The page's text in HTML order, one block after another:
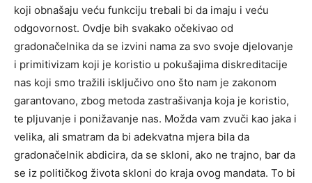
koji obnašaju veću funkciju trebali bi da imaju i veću
odgovornost. Ovdje bih svakako očekivao od
gradonačelnika da se izvini nama za svo svoje djelovanje
i primitivizam koji je koristio u pokušajima diskreditacije
nas koji smo tražili isključivo ono što nam je zakonom
garantovano, zbog metoda zastrašivanja koja je koristio,
te pljuvanje i ponižavanje nas. Možda vam zvuči kao jaka i
velika, ali smatram da bi adekvatna mjera bila da
gradonačelnik abdicira, da se skloni, ako ne trajno, bar da
se iz političkog života skloni do kraja ovog mandata. To bi